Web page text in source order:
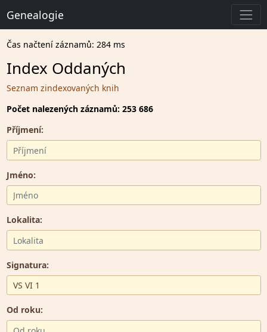
Genealogie
Čas načtení záznamů: 284 ms
Index Oddaných
Seznam zindexovaných knih
Počet nalezených záznamů: 253 686
Příjmení:
Jméno:
Lokalita:
Signatura:
Od roku: